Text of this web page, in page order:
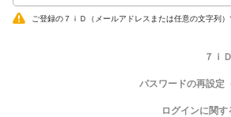
ご登録の７ｉＤ（メールアドレスまたは任意の文字列）
７ｉ
パスワードの再設定
ログインに関